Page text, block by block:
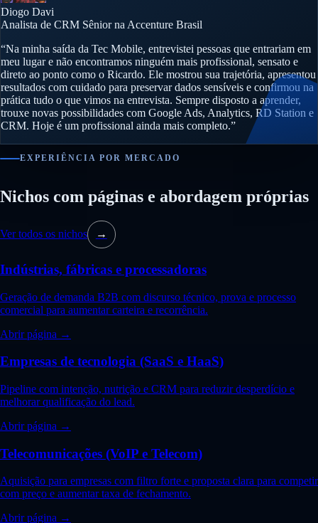
Diogo Davi
Analista de CRM Sênior na Accenture Brasil
“Na minha saída da Tec Mobile, entrevistei pessoas que entrariam em
meu lugar e não encontramos ninguém mais profissional, sensato e
direto ao ponto como o Ricardo. Ele mostrou sua trajetória, apresentou
resultados com cuidado para preservar dados sensíveis e confirmou na
prática tudo o que vimos na entrevista. Sempre disposto a aprender,
trouxe novas possibilidades com Google Ads, Analytics, RD Station e
CRM. Hoje é um profissional ainda mais completo.”
EXPERIÊNCIA POR MERCADO
Nichos com páginas e abordagem próprias
Ver todos os nichos →
Indústrias, fábricas e processadoras
Geração de demanda B2B com discurso técnico, prova e processo
comercial para aumentar carteira e recorrência.
Abrir página →
Empresas de tecnologia (SaaS e HaaS)
Pipeline com intenção, nutrição e CRM para reduzir desperdício e
melhorar qualificação do lead.
Abrir página →
Telecomunicações (VoIP e Telecom)
Aquisição para empresas com filtro forte e proposta clara para competir
com preço e aumentar taxa de fechamento.
Abrir página →